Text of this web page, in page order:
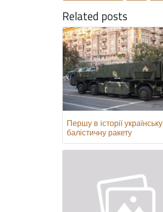
Related posts
Першу в історії українську
балістичну ракету